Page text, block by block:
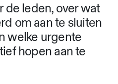
de leden, over wat
om aan te sluiten
welke urgente
hopen aan te